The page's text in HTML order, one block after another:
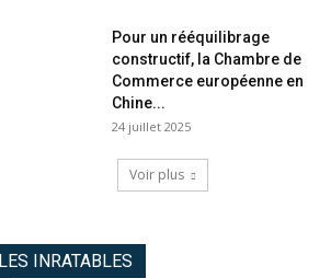
Pour un rééquilibrage
constructif, la Chambre de
Commerce européenne en
Chine...
24 juillet 2025
Voir plus
LES INRATABLES